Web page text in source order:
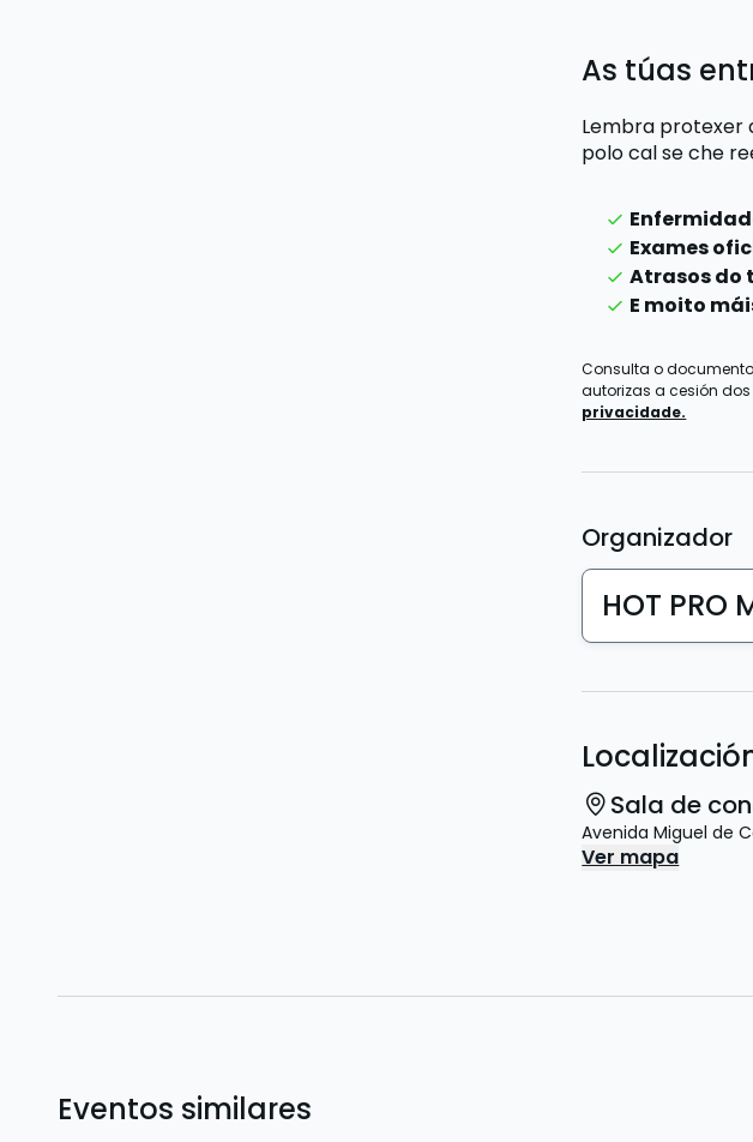
As túas
Lembra protexer
polo cal se che
Exames
Atrasos do
E moito
Consulta o
autorizas a cesión dos
privacidade.
Organizador
HOT PRO
Sala de
Avenida Miguel de
Ver mapa
Eventos similares